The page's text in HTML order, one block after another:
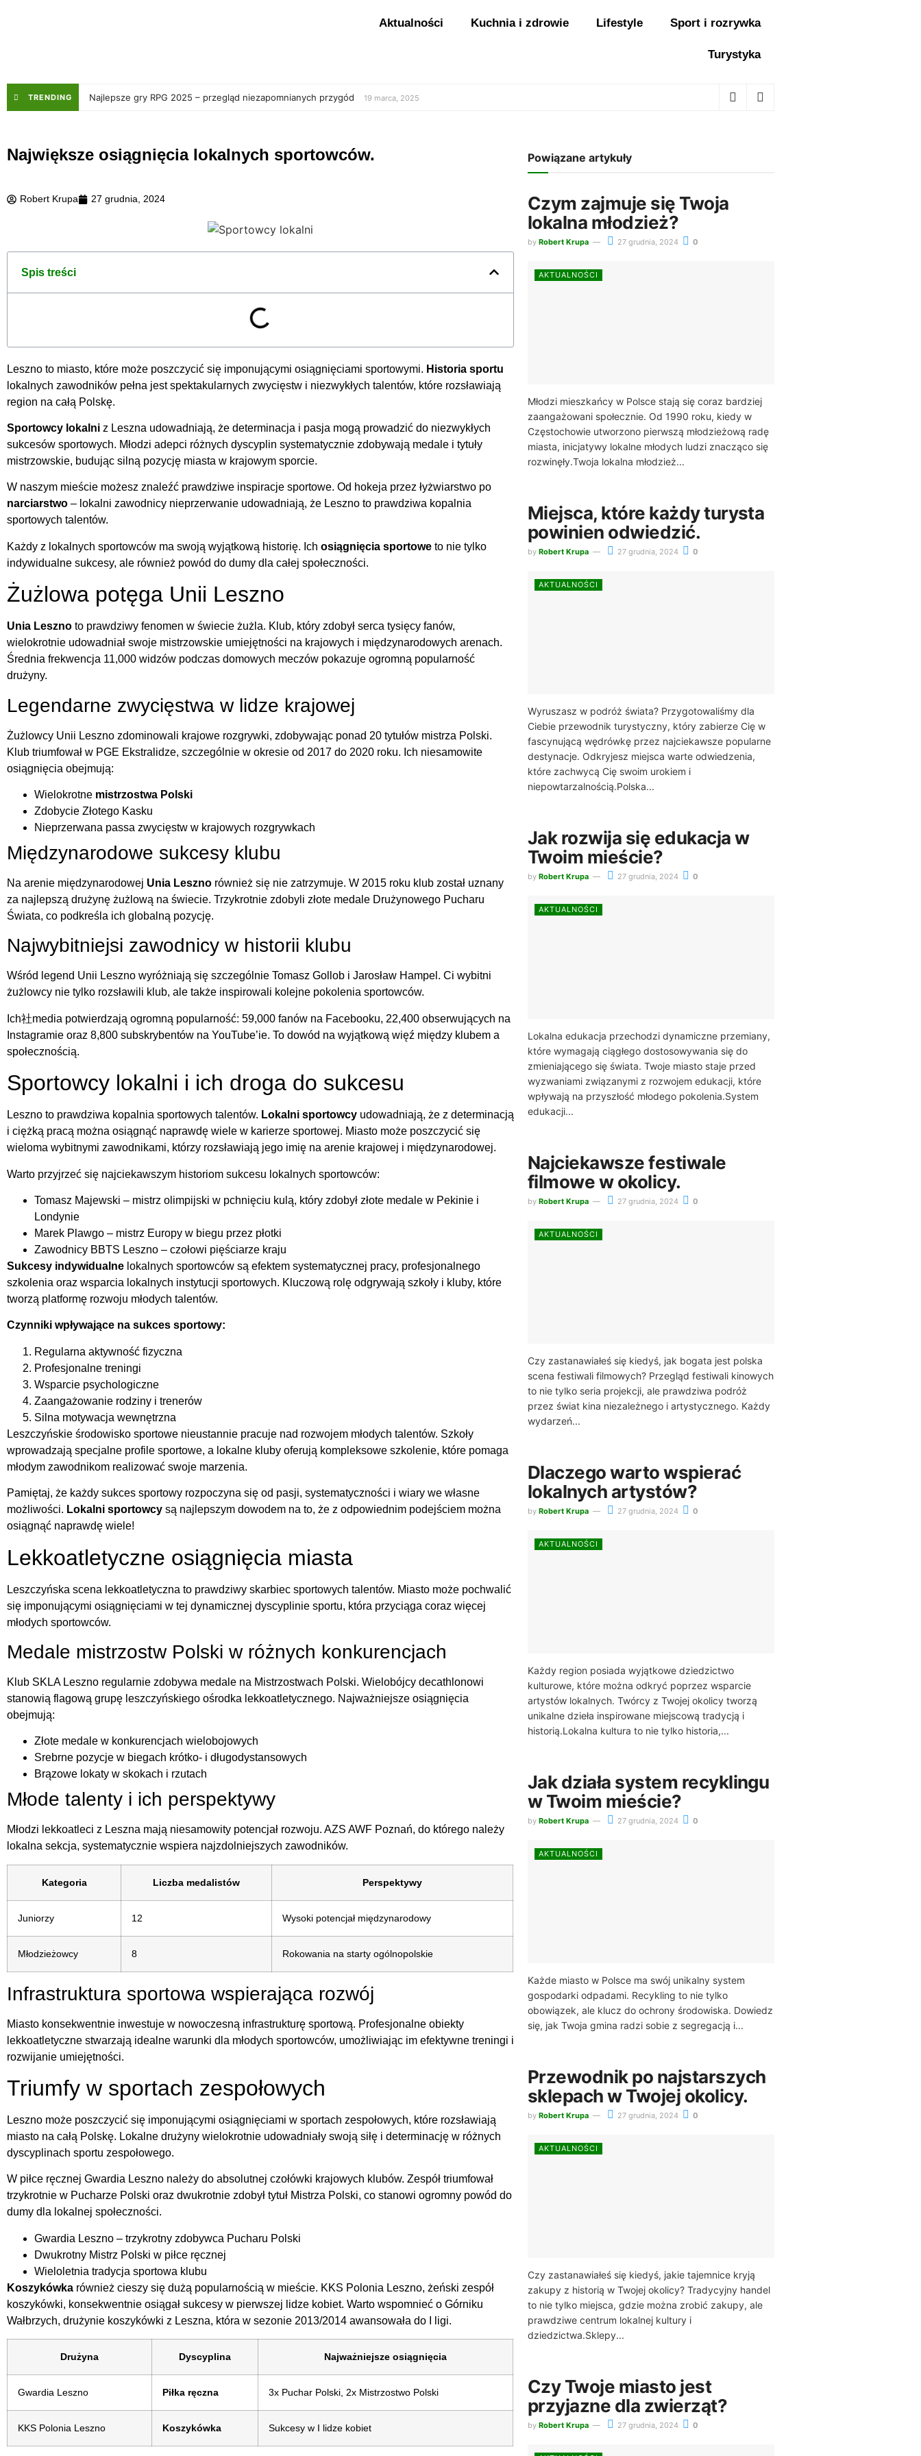
Aktualności Kuchnia i zdrowie Lifestyle Sport i rozrywka
Turystyka
TRENDING Najlepsze gry RPG 2025 – przegląd niezapomnianych przygód 19 marca, 2025
Największe osiągnięcia lokalnych sportowców.
Robert Krupa 27 grudnia, 2024
Spis treści
Leszno to miasto, które może poszczycić się imponującymi osiągnięciami sportowymi. Historia sportu
lokalnych zawodników pełna jest spektakularnych zwycięstw i niezwykłych talentów, które rozsławiają
region na całą Polskę.
Sportowcy lokalni z Leszna udowadniają, że determinacja i pasja mogą prowadzić do niezwykłych
sukcesów sportowych. Młodzi adepci różnych dyscyplin systematycznie zdobywają medale i tytuły
mistrzowskie, budując silną pozycję miasta w krajowym sporcie.
W naszym mieście możesz znaleźć prawdziwe inspiracje sportowe. Od hokeja przez łyżwiarstwo po
narciarstwo – lokalni zawodnicy nieprzerwanie udowadniają, że Leszno to prawdziwa kopalnia
sportowych talentów.
Każdy z lokalnych sportowców ma swoją wyjątkową historię. Ich osiągnięcia sportowe to nie tylko
indywidualne sukcesy, ale również powód do dumy dla całej społeczności.
Żużlowa potęga Unii Leszno
Unia Leszno to prawdziwy fenomen w świecie żużla. Klub, który zdobył serca tysięcy fanów,
wielokrotnie udowadniał swoje mistrzowskie umiejętności na krajowych i międzynarodowych arenach.
Średnia frekwencja 11,000 widzów podczas domowych meczów pokazuje ogromną popularność
drużyny.
Legendarne zwycięstwa w lidze krajowej
Żużlowcy Unii Leszno zdominowali krajowe rozgrywki, zdobywając ponad 20 tytułów mistrza Polski.
Klub triumfował w PGE Ekstralidze, szczególnie w okresie od 2017 do 2020 roku. Ich niesamowite
osiągnięcia obejmują:
Wielokrotne mistrzostwa Polski
Zdobycie Złotego Kasku
Nieprzerwana passa zwycięstw w krajowych rozgrywkach
Międzynarodowe sukcesy klubu
Na arenie międzynarodowej Unia Leszno również się nie zatrzymuje. W 2015 roku klub został uznany
za najlepszą drużynę żużlową na świecie. Trzykrotnie zdobyli złote medale Drużynowego Pucharu
Świata, co podkreśla ich globalną pozycję.
Najwybitniejsi zawodnicy w historii klubu
Wśród legend Unii Leszno wyróżniają się szczególnie Tomasz Gollob i Jarosław Hampel. Ci wybitni
żużlowcy nie tylko rozsławili klub, ale także inspirowali kolejne pokolenia sportowców.
Ich社media potwierdzają ogromną popularność: 59,000 fanów na Facebooku, 22,400 obserwujących na
Instagramie oraz 8,800 subskrybentów na YouTube’ie. To dowód na wyjątkową więź między klubem a
społecznością.
Sportowcy lokalni i ich droga do sukcesu
Leszno to prawdziwa kopalnia sportowych talentów. Lokalni sportowcy udowadniają, że z determinacją
i ciężką pracą można osiągnąć naprawdę wiele w karierze sportowej. Miasto może poszczycić się
wieloma wybitnymi zawodnikami, którzy rozsławiają jego imię na arenie krajowej i międzynarodowej.
Warto przyjrzeć się najciekawszym historiom sukcesu lokalnych sportowców:
Tomasz Majewski – mistrz olimpijski w pchnięciu kulą, który zdobył złote medale w Pekinie i
Londynie
Marek Plawgo – mistrz Europy w biegu przez płotki
Zawodnicy BBTS Leszno – czołowi pięściarze kraju
Sukcesy indywidualne lokalnych sportowców są efektem systematycznej pracy, profesjonalnego
szkolenia oraz wsparcia lokalnych instytucji sportowych. Kluczową rolę odgrywają szkoły i kluby, które
tworzą platformę rozwoju młodych talentów.
Czynniki wpływające na sukces sportowy:
Regularna aktywność fizyczna
Profesjonalne treningi
Wsparcie psychologiczne
Zaangażowanie rodziny i trenerów
Silna motywacja wewnętrzna
Leszczyńskie środowisko sportowe nieustannie pracuje nad rozwojem młodych talentów. Szkoły
wprowadzają specjalne profile sportowe, a lokalne kluby oferują kompleksowe szkolenie, które pomaga
młodym zawodnikom realizować swoje marzenia.
Pamiętaj, że każdy sukces sportowy rozpoczyna się od pasji, systematyczności i wiary we własne
możliwości. Lokalni sportowcy są najlepszym dowodem na to, że z odpowiednim podejściem można
osiągnąć naprawdę wiele!
Lekkoatletyczne osiągnięcia miasta
Leszczyńska scena lekkoatletyczna to prawdziwy skarbiec sportowych talentów. Miasto może pochwalić
się imponującymi osiągnięciami w tej dynamicznej dyscyplinie sportu, która przyciąga coraz więcej
młodych sportowców.
Medale mistrzostw Polski w różnych konkurencjach
Klub SKLA Leszno regularnie zdobywa medale na Mistrzostwach Polski. Wielobójcy decathlonowi
stanowią flagową grupę leszczyńskiego ośrodka lekkoatletycznego. Najważniejsze osiągnięcia
obejmują:
Złote medale w konkurencjach wielobojowych
Srebrne pozycje w biegach krótko- i długodystansowych
Brązowe lokaty w skokach i rzutach
Młode talenty i ich perspektywy
Młodzi lekkoatleci z Leszna mają niesamowity potencjał rozwoju. AZS AWF Poznań, do którego należy
lokalna sekcja, systematycznie wspiera najzdolniejszych zawodników.
Kategoria Liczba medalistów Perspektywy
Juniorzy 12 Wysoki potencjał międzynarodowy
Młodzieżowcy 8 Rokowania na starty ogólnopolskie
Infrastruktura sportowa wspierająca rozwój
Miasto konsekwentnie inwestuje w nowoczesną infrastrukturę sportową. Profesjonalne obiekty
lekkoatletyczne stwarzają idealne warunki dla młodych sportowców, umożliwiając im efektywne treningi i
rozwijanie umiejętności.
Triumfy w sportach zespołowych
Leszno może poszczycić się imponującymi osiągnięciami w sportach zespołowych, które rozsławiają
miasto na całą Polskę. Lokalne drużyny wielokrotnie udowadniały swoją siłę i determinację w różnych
dyscyplinach sportu zespołowego.
W piłce ręcznej Gwardia Leszno należy do absolutnej czołówki krajowych klubów. Zespół triumfował
trzykrotnie w Pucharze Polski oraz dwukrotnie zdobył tytuł Mistrza Polski, co stanowi ogromny powód do
dumy dla lokalnej społeczności.
Gwardia Leszno – trzykrotny zdobywca Pucharu Polski
Dwukrotny Mistrz Polski w piłce ręcznej
Wieloletnia tradycja sportowa klubu
Koszykówka również cieszy się dużą popularnością w mieście. KKS Polonia Leszno, żeński zespół
koszykówki, konsekwentnie osiągał sukcesy w pierwszej lidze kobiet. Warto wspomnieć o Górniku
Wałbrzych, drużynie koszykówki z Leszna, która w sezonie 2013/2014 awansowała do I ligi.
Drużyna Dyscyplina Najważniejsze osiągnięcia
Gwardia Leszno Piłka ręczna 3x Puchar Polski, 2x Mistrzostwo Polski
KKS Polonia Leszno Koszykówka Sukcesy w I lidze kobiet
Powiązane artykuły
Czym zajmuje się Twoja
lokalna młodzież?
by Robert Krupa 27 grudnia, 2024 0
AKTUALNOŚCI
Młodzi mieszkańcy w Polsce stają się coraz bardziej
zaangażowani społecznie. Od 1990 roku, kiedy w
Częstochowie utworzono pierwszą młodzieżową radę
miasta, inicjatywy lokalne młodych ludzi znacząco się
rozwinęły.Twoja lokalna młodzież...
Miejsca, które każdy turysta
powinien odwiedzić.
by Robert Krupa 27 grudnia, 2024 0
AKTUALNOŚCI
Wyruszasz w podróż świata? Przygotowaliśmy dla
Ciebie przewodnik turystyczny, który zabierze Cię w
fascynującą wędrówkę przez najciekawsze popularne
destynacje. Odkryjesz miejsca warte odwiedzenia,
które zachwycą Cię swoim urokiem i
niepowtarzalnością.Polska...
Jak rozwija się edukacja w
Twoim mieście?
by Robert Krupa 27 grudnia, 2024 0
AKTUALNOŚCI
Lokalna edukacja przechodzi dynamiczne przemiany,
które wymagają ciągłego dostosowywania się do
zmieniającego się świata. Twoje miasto staje przed
wyzwaniami związanymi z rozwojem edukacji, które
wpływają na przyszłość młodego pokolenia.System
edukacji...
Najciekawsze festiwale
filmowe w okolicy.
by Robert Krupa 27 grudnia, 2024 0
AKTUALNOŚCI
Czy zastanawiałeś się kiedyś, jak bogata jest polska
scena festiwali filmowych? Przegląd festiwali kinowych
to nie tylko seria projekcji, ale prawdziwa podróż
przez świat kina niezależnego i artystycznego. Każdy
wydarzeń...
Dlaczego warto wspierać
lokalnych artystów?
by Robert Krupa 27 grudnia, 2024 0
AKTUALNOŚCI
Każdy region posiada wyjątkowe dziedzictwo
kulturowe, które można odkryć poprzez wsparcie
artystów lokalnych. Twórcy z Twojej okolicy tworzą
unikalne dzieła inspirowane miejscową tradycją i
historią.Lokalna kultura to nie tylko historia,...
Jak działa system recyklingu
w Twoim mieście?
by Robert Krupa 27 grudnia, 2024 0
AKTUALNOŚCI
Każde miasto w Polsce ma swój unikalny system
gospodarki odpadami. Recykling to nie tylko
obowiązek, ale klucz do ochrony środowiska. Dowiedz
się, jak Twoja gmina radzi sobie z segregacją i...
Przewodnik po najstarszych
sklepach w Twojej okolicy.
by Robert Krupa 27 grudnia, 2024 0
AKTUALNOŚCI
Czy zastanawiałeś się kiedyś, jakie tajemnice kryją
zakupy z historią w Twojej okolicy? Tradycyjny handel
to nie tylko miejsca, gdzie można zrobić zakupy, ale
prawdziwe centrum lokalnej kultury i
dziedzictwa.Sklepy...
Czy Twoje miasto jest
przyjazne dla zwierząt?
by Robert Krupa 27 grudnia, 2024 0